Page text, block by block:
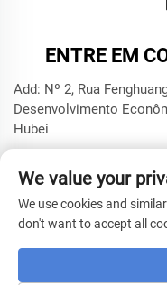
ENTRE EM
Add: Nº 2, Rua
Desenvolvimento
Hubei
E-mail:[email protected]
Direitos autorais ©
We value your
We use cookies and
don't want to accept all